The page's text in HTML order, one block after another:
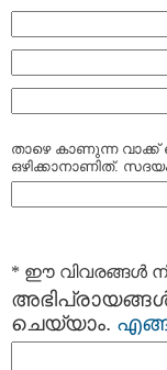
താഴെ കാണുന്ന വാക്ക്
ഒഴിക്കാനാണിത്.
* ഈ വിവരങ്ങള്‍
ചെയ്യാം.